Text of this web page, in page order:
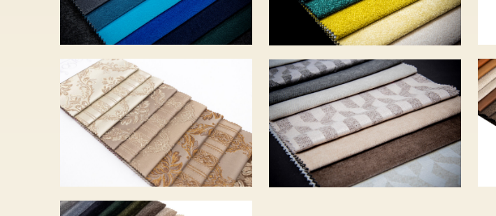
OPAL- 21 szín – 15
690 Ft
UNO – 6 szín – 7
300 Ft